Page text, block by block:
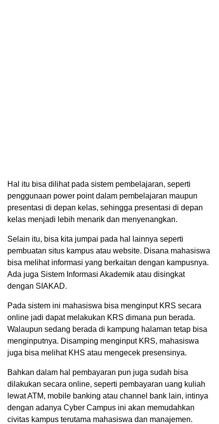
Hal itu bisa dilihat pada sistem pembelajaran, seperti
penggunaan power point dalam pembelajaran maupun
presentasi di depan kelas, sehingga presentasi di depan
kelas menjadi lebih menarik dan menyenangkan.
Selain itu, bisa kita jumpai pada hal lainnya seperti
pembuatan situs kampus atau website. Disana mahasiswa
bisa melihat informasi yang berkaitan dengan kampusnya.
Ada juga Sistem Informasi Akademik atau disingkat
dengan SIAKAD.
Pada sistem ini mahasiswa bisa menginput KRS secara
online jadi dapat melakukan KRS dimana pun berada.
Walaupun sedang berada di kampung halaman tetap bisa
menginputnya. Disamping menginput KRS, mahasiswa
juga bisa melihat KHS atau mengecek presensinya.
Bahkan dalam hal pembayaran pun juga sudah bisa
dilakukan secara online, seperti pembayaran uang kuliah
lewat ATM, mobile banking atau channel bank lain, intinya
dengan adanya Cyber Campus ini akan memudahkan
civitas kampus terutama mahasiswa dan manajemen.